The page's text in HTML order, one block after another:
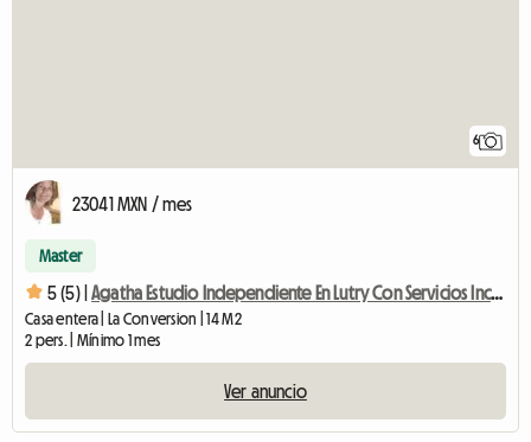
6
23041 MXN / mes
Master
5 (5) | Agatha Estudio Independiente En Lutry Con Servicios Incluidos
Casa entera | La Conversion | 14 M2
2 pers. | Mínimo 1 mes
Ver anuncio